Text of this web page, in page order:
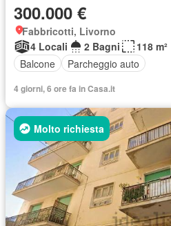
300.000 €
Fabbricotti, Livorno
4 Locali
2 Bagni
118 m²
Balcone
Parcheggio auto
4 giorni, 6 ore fa in Casa.it
Molto richiesta